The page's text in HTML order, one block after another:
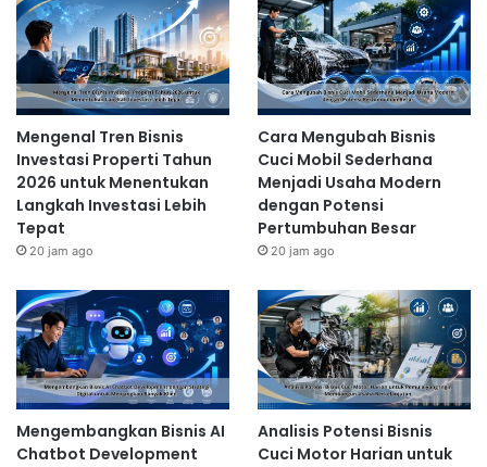
Profesional
2 hari ago
Bisnis Online Berbasis Produk
Digital
Bisnis online ini menawarkan potensi keuntungan yang
besar karena biaya produksinya relatif rendah. Anda
dapat menciptakan dan menjual produk digital seperti
musik. Membangun bisnis online berbasis produk digital
membutuhkan waktu dan usaha awal untuk
menciptakan produk yang berkualitas, namun setelah
produk tersebut tercipta, Anda dapat menjualnya
berulang kali tanpa harus memproduksinya kembali.
Bisnis Online Dropshipping
Mengenal Tren Bisnis
Investasi Properti Tahun
2026 untuk Menentukan
Langkah Investasi Lebih
Tepat
20 jam ago
Cara Mengubah Bisnis
Cuci Mobil Sederhana
Menjadi Usaha Modern
dengan Potensi
Pertumbuhan Besar
20 jam ago
Mengembangkan Bisnis AI
Chatbot Development
Analisis Potensi Bisnis
Cuci Motor Harian untuk